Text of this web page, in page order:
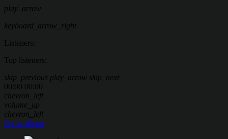
play_arrow
keyboard_arrow_right
Listeners:
Top listeners:
skip_previous play_arrow skip_next
00:00 00:00
chevron_left
volume_up
chevron_left
Go to album